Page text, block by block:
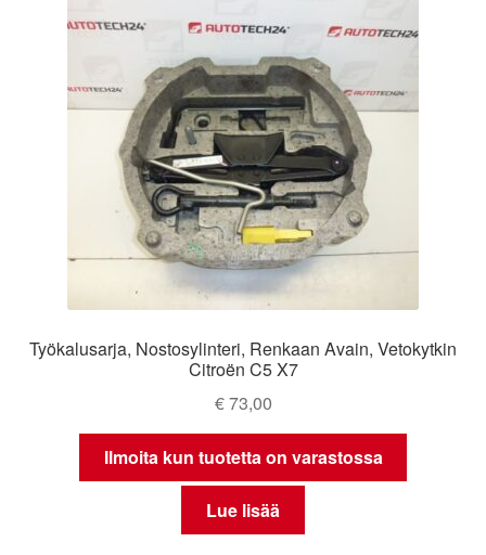
Työkalusarja, Nostosylinteri, Renkaan Avain, Vetokytkin
Citroën C5 X7
€73,00
Ilmoita kun tuotetta on varastossa
Lue lisää